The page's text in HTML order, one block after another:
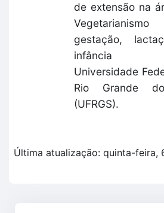
de extensão na
gestação,
infância
Universidade
Rio Grande
(UFRGS).
Última atualização: quinta-feira,